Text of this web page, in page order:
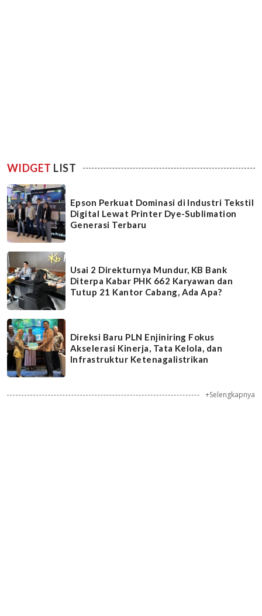
WIDGET LIST
Epson Perkuat Dominasi di Industri Tekstil
Digital Lewat Printer Dye-Sublimation
Generasi Terbaru
Usai 2 Direkturnya Mundur, KB Bank
Diterpa Kabar PHK 662 Karyawan dan
Tutup 21 Kantor Cabang, Ada Apa?
Direksi Baru PLN Enjiniring Fokus
Akselerasi Kinerja, Tata Kelola, dan
Infrastruktur Ketenagalistrikan
+Selengkapnya